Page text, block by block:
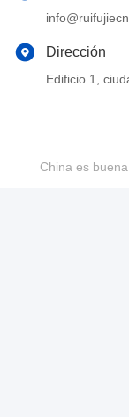
Dirección
Edificio 1,
China es